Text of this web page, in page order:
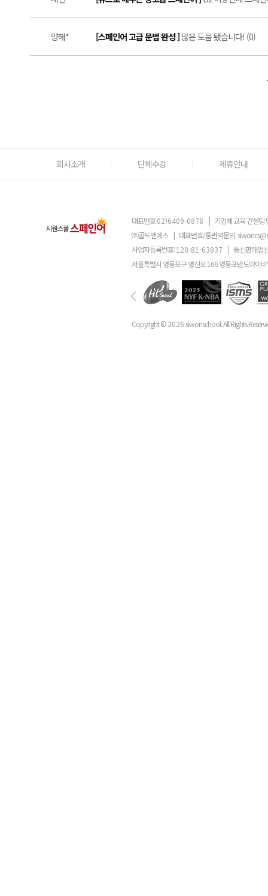
양해* [스페인어 고급 문법 완성 ] 많은 도움 됐습니다! (0)
회사소개 단체수강 제휴안내
대표번호02)6409-0878 | 기업체 교육 컨설팅
㈜골드앤에스 | 대표번호/통번역문의:
사업자등록번호:120-81-63837 | 통신판매업
서울특별시 영등포구 영신로 166 영등포반도아이
Copyright ©2026 siwonschool. All Rights